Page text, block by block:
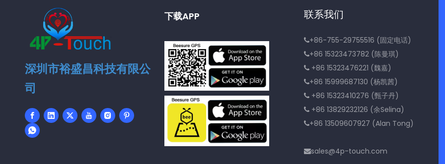
深圳市裕盛昌科技有限公
司
下载APP 联系我们
+86-755-29755516 (固定电话)
+86 15323473782 (陈曼琪)
+86 15323476221 (魏嘉)
+86 15999687130 (杨凯茜)
+86 15323410276 (甄子丹)
+86 13829232126 (余Selina)
+86 13509607927 (Alan Tong)
sales@4p-touch.com